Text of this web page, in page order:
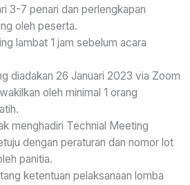
3-7 penari dan perlengkapan
oleh peserta.
lambat 1 jam sebelum acara
diadakan 26 Januari 2023 via Zoom
oleh minimal 1 orang
menghadiri Technial Meeting
dengan peraturan dan nomor lot
panitia.
ketentuan pelaksanaan lomba